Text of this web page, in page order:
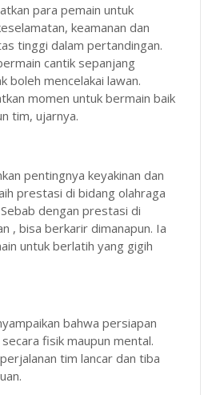
para pemain untuk
keamanan dan
tinggi dalam pertandingan.
cantik sepanjang
boleh mencelakai lawan.
momen untuk bermain baik
tim, ujarnya.
pentingnya keyakinan dan
prestasi di bidang olahraga
dengan prestasi di
, bisa berkarir dimanapun. Ia
untuk berlatih yang gigih
bahwa persiapan
fisik maupun mental.
tim lancar dan tiba